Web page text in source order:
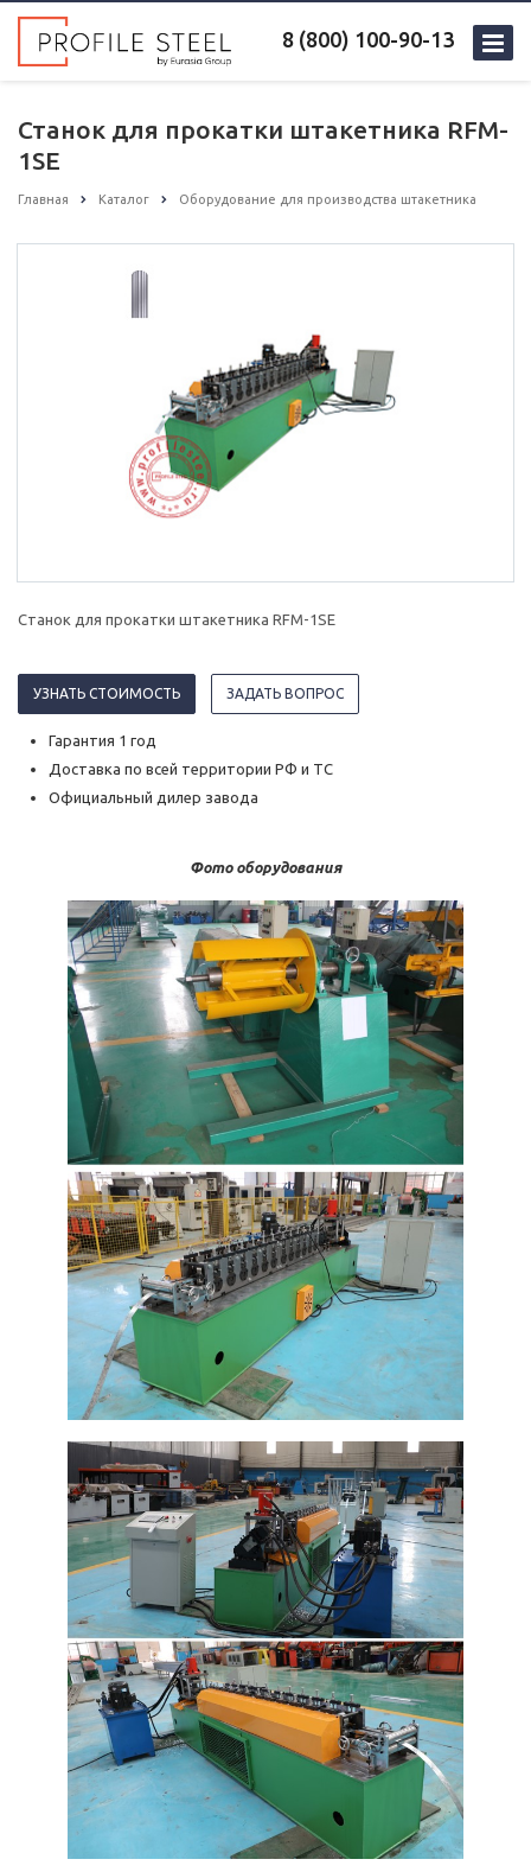
8 (800) 100-90-13
Станок для прокатки штакетника RFM-
1SE
Главная Каталог Оборудование для производства штакетника
Станок для прокатки штакетника RFM-1SE
УЗНАТЬ СТОИМОСТЬ ЗАДАТЬ ВОПРОС
Гарантия 1 год
Доставка по всей территории РФ и ТС
Официальный дилер завода
Фото оборудования